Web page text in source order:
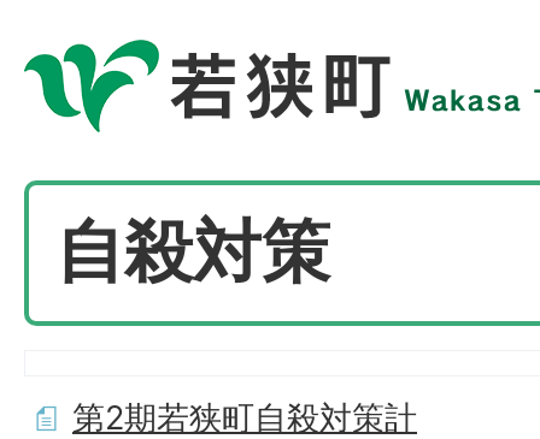
自殺対策
第2期若狭町自殺対策計